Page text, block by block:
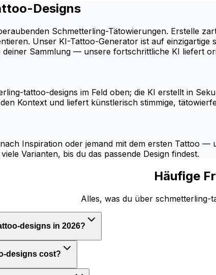
Designs
Schmetterling-Tätowierungen. Erstelle
Unser KI-Tattoo-Generator ist auf
Sammlung — unsere fortschrittliche KI liefert
tattoo-designs im Feld oben; die KI erstellt in
Kontext und liefert künstlerisch stimmige,
Inspiration oder jemand mit dem ersten Tattoo
Varianten, bis du das passende Design findest.
Häufige
Alles, was du über schmetterling-
designs in 2026?
designs cost?